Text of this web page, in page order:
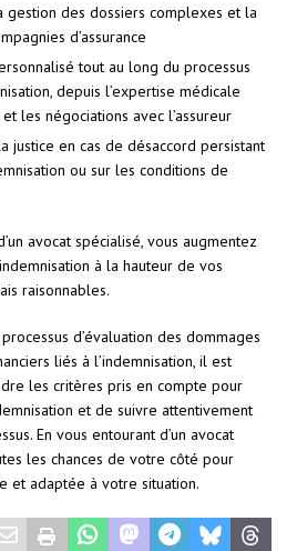
gestion des dossiers complexes et la
d’assurance
tout au long du processus
depuis l’expertise médicale
les négociations avec l’assureur
justice en cas de désaccord persistant
ou sur les conditions de
avocat spécialisé, vous augmentez
à la hauteur de vos
raisonnables.
d’évaluation des dommages
liés à l’indemnisation, il est
les critères pris en compte pour
et de suivre attentivement
En vous entourant d’un avocat
les chances de votre côté pour
et adaptée à votre situation.